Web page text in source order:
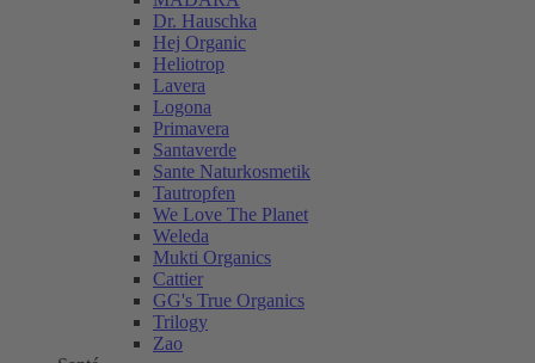
Dr. Hauschka
Hej Organic
Heliotrop
Lavera
Logona
Primavera
Santaverde
Sante Naturkosmetik
Tautropfen
We Love The Planet
Weleda
Mukti Organics
Cattier
GG's True Organics
Trilogy
Zao